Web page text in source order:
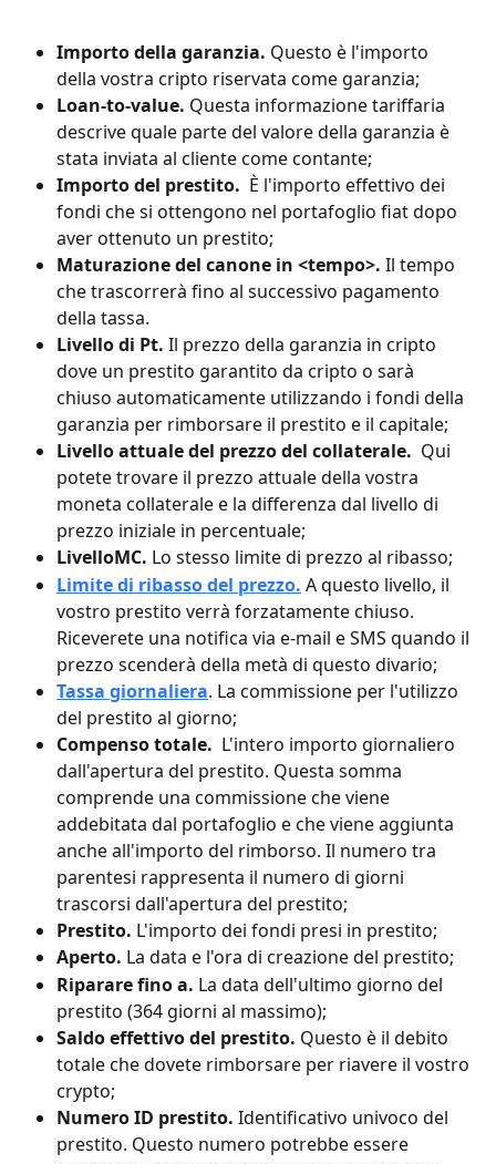
Importo della garanzia. Questo è l'importo
della vostra cripto riservata come garanzia;
Loan-to-value. Questa informazione tariffaria
descrive quale parte del valore della garanzia è
stata inviata al cliente come contante;
Importo del prestito. È l'importo effettivo dei
fondi che si ottengono nel portafoglio fiat dopo
aver ottenuto un prestito;
Maturazione del canone in <tempo>. Il tempo
che trascorrerà fino al successivo pagamento
della tassa.
Livello di Pt. Il prezzo della garanzia in cripto
dove un prestito garantito da cripto o sarà
chiuso automaticamente utilizzando i fondi della
garanzia per rimborsare il prestito e il capitale;
Livello attuale del prezzo del collaterale. Qui
potete trovare il prezzo attuale della vostra
moneta collaterale e la differenza dal livello di
prezzo iniziale in percentuale;
LivelloMC. Lo stesso limite di prezzo al ribasso;
Limite di ribasso del prezzo. A questo livello, il
vostro prestito verrà forzatamente chiuso.
Riceverete una notifica via e-mail e SMS quando il
prezzo scenderà della metà di questo divario;
Tassa giornaliera. La commissione per l'utilizzo
del prestito al giorno;
Compenso totale. L'intero importo giornaliero
dall'apertura del prestito. Questa somma
comprende una commissione che viene
addebitata dal portafoglio e che viene aggiunta
anche all'importo del rimborso. Il numero tra
parentesi rappresenta il numero di giorni
trascorsi dall'apertura del prestito;
Prestito. L'importo dei fondi presi in prestito;
Aperto. La data e l'ora di creazione del prestito;
Riparare fino a. La data dell'ultimo giorno del
prestito (364 giorni al massimo);
Saldo effettivo del prestito. Questo è il debito
totale che dovete rimborsare per riavere il vostro
crypto;
Numero ID prestito. Identificativo univoco del
prestito. Questo numero potrebbe essere